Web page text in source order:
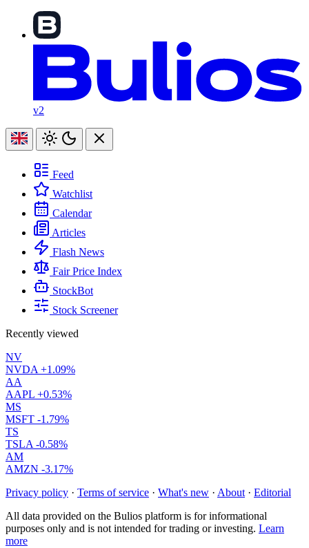
v2
Feed
Watchlist
Calendar
Articles
Flash News
Fair Price Index
StockBot
Stock Screener
Recently viewed
NV
NVDA +1.09%
AA
AAPL +0.53%
MS
MSFT -1.79%
TS
TSLA -0.58%
AM
AMZN -3.17%
Privacy policy · Terms of service · What's new · About · Editorial
All data provided on the Bulios platform is for informational
purposes only and is not intended for trading or investing. Learn
more